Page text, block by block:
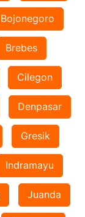
Bojonegoro
Brebes
Cilegon
Denpasar
Gresik
Indramayu
Juanda